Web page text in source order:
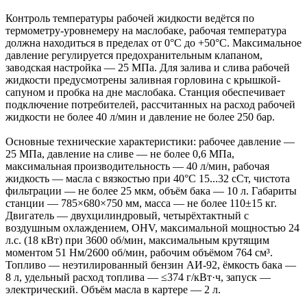
Контроль температуры рабочей жидкости ведётся по
термометру-уровнемеру на маслобаке, рабочая температура
должна находиться в пределах от 0°С до +50°С. Максимальное
давление регулируется предохранительным клапаном,
заводская настройка — 25 МПа. Для залива и слива рабочей
жидкости предусмотрены заливная горловина с крышкой-
сапуном и пробка на дне маслобака. Станция обеспечивает
подключение потребителей, рассчитанных на расход рабочей
жидкости не более 40 л/мин и давление не более 250 бар.
Основные технические характеристики: рабочее давление —
25 МПа, давление на сливе — не более 0,6 МПа,
максимальная производительность — 40 л/мин, рабочая
жидкость — масла с вязкостью при 40°С 15...32 сСт, чистота
фильтрации — не более 25 мкм, объём бака — 10 л. Габариты
станции — 785×680×750 мм, масса — не более 110±15 кг.
Двигатель — двухцилиндровый, четырёхтактный с
воздушным охлаждением, OHV, максимальной мощностью 24
л.с. (18 кВт) при 3600 об/мин, максимальным крутящим
моментом 51 Нм/2600 об/мин, рабочим объёмом 764 см³.
Топливо — неэтилированный бензин АИ-92, ёмкость бака —
8 л, удельный расход топлива — ≤374 г/кВт·ч, запуск —
электрический. Объём масла в картере — 2 л.